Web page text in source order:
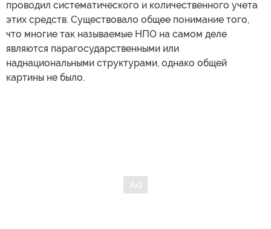
проводил систематического и количественного учета
этих средств. Существовало общее понимание того,
что многие так называемые НПО на самом деле
являются парагосударственными или
наднациональными структурами, однако общей
картины не было.